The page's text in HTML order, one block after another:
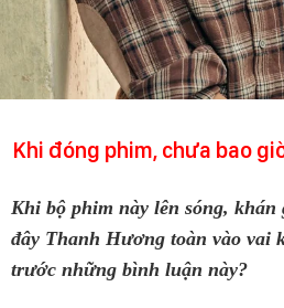
Khi đóng phim, chưa bao
Khi bộ phim này lên sóng,
đây Thanh Hương toàn vào vai
trước những bình luận này?